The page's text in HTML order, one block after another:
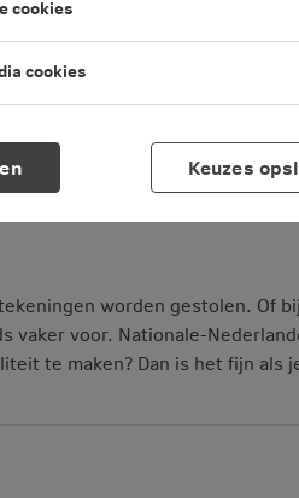
worden gestolen. Of
voor. Nationale-
te maken? Dan is het fijn als
cookies
cookies
Keuzes